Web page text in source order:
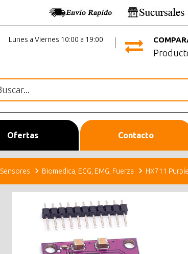
Lunes a Viernes 10:00 a 19:00
Ofertas Contacto
Sensores Biomedica, ECG, EMG, Fuerza HX711